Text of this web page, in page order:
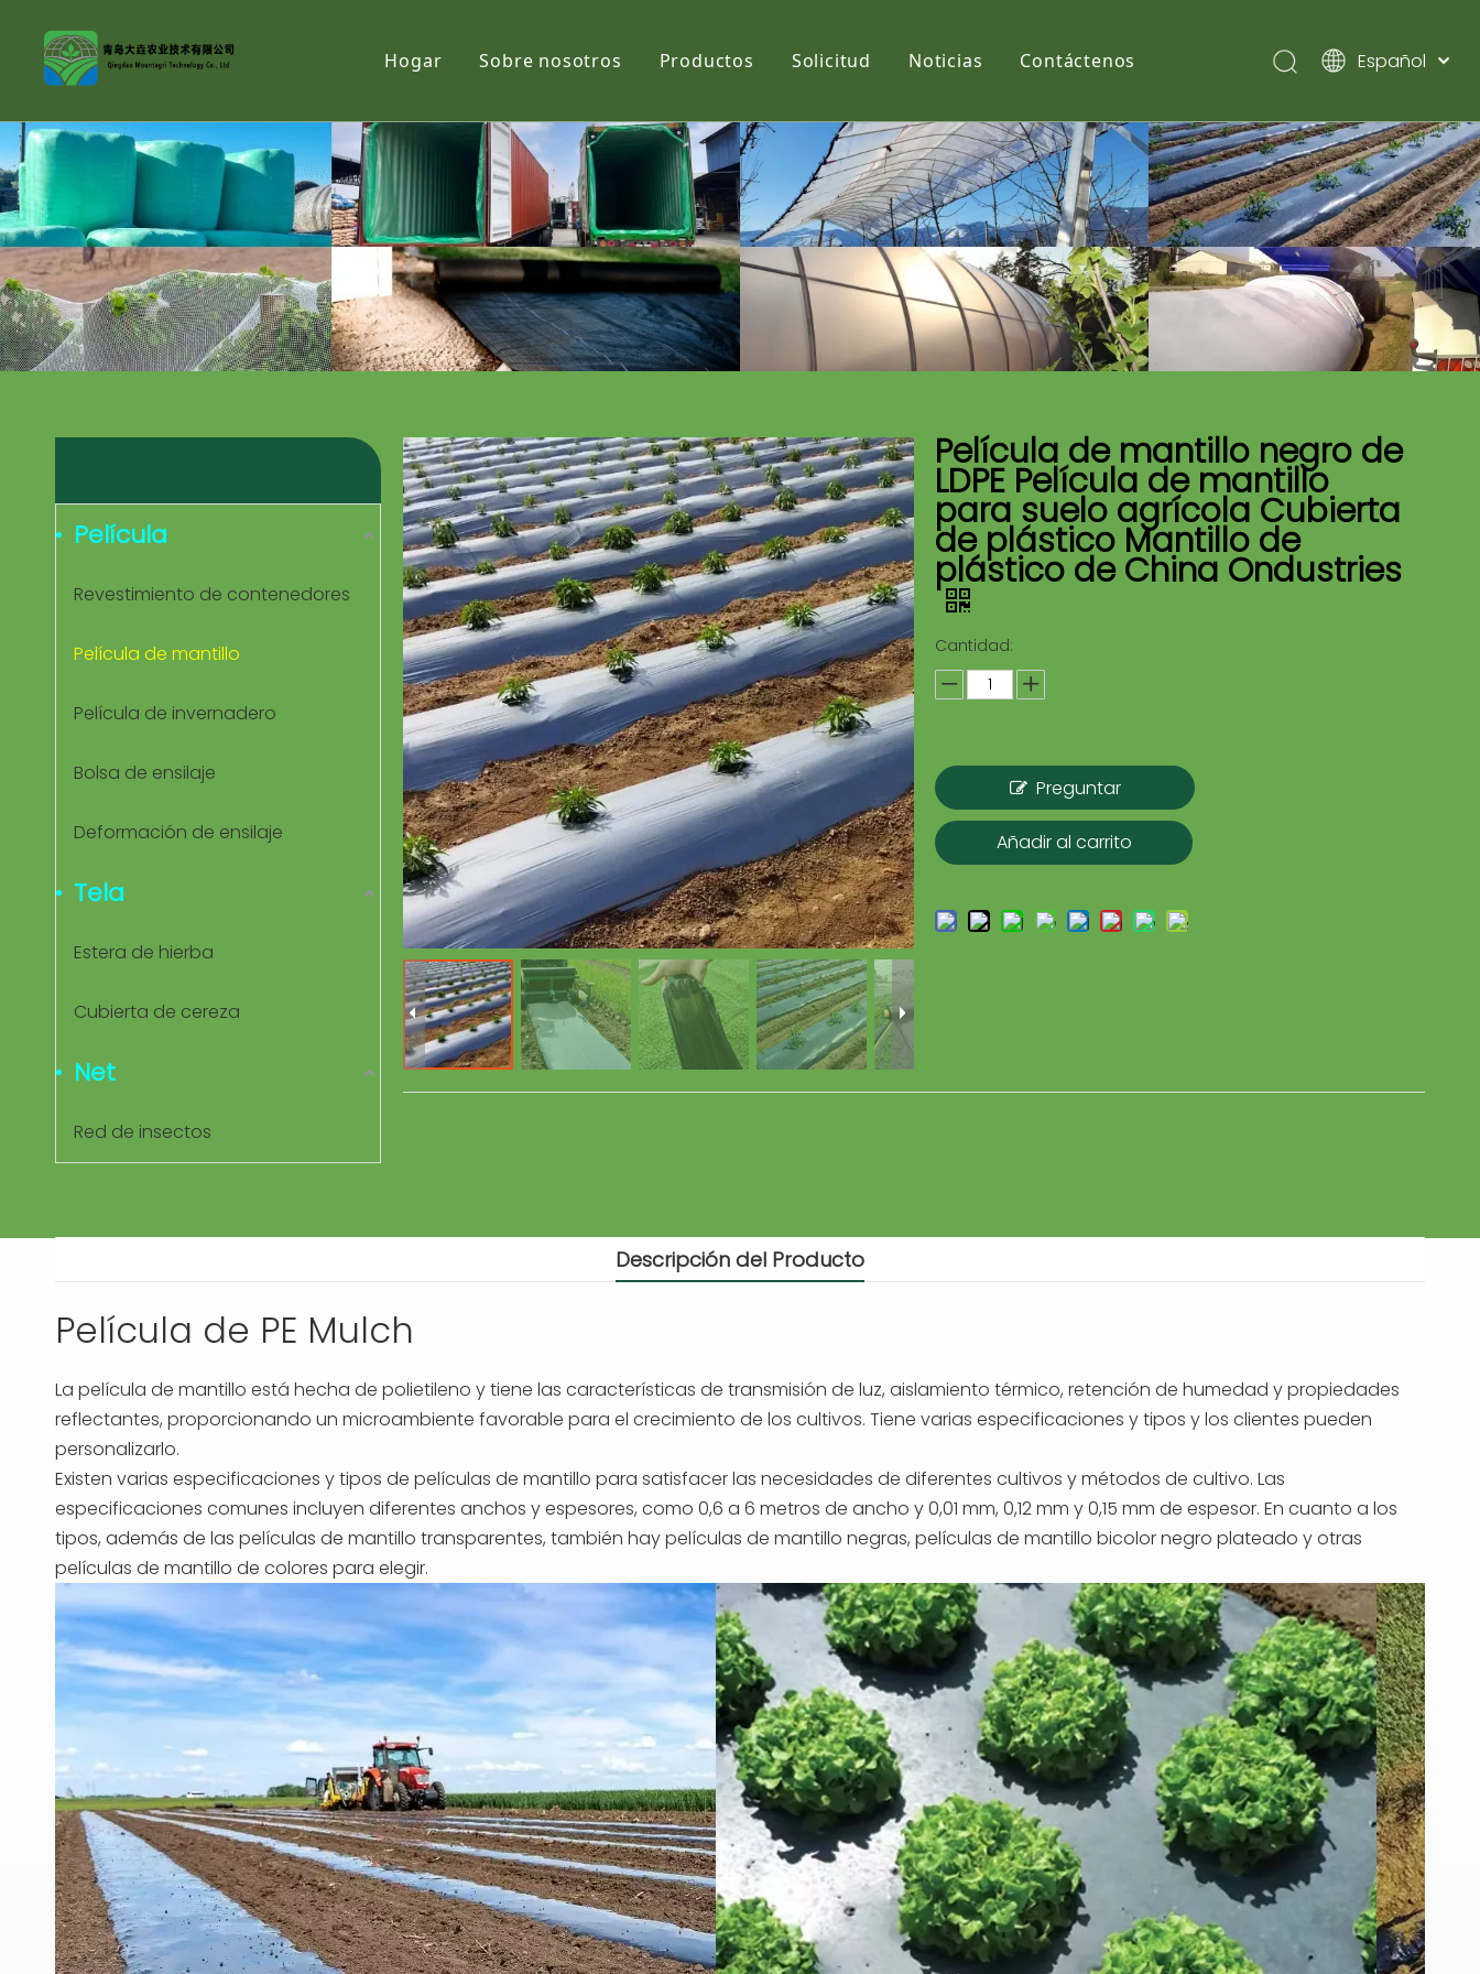
Hogar Sobre nosotros Productos
Tela
Net
Solicitud Noticias Contáctenos
Español
Pусский
Película
Revestimiento de contenedores
Película de mantillo
Película de invernadero
Bolsa de ensilaje
Deformación de ensilaje
Tela
Estera de hierba
Cubierta de cereza
Net
Red de insectos
Película de mantillo negro de
LDPE Película de mantillo
para suelo agrícola Cubierta
de plástico Mantillo de
plástico de China Ondustries
Cantidad:
Preguntar
Añadir al carrito
Descripción del Producto
Película de PE Mulch
La película de mantillo está hecha de polietileno y tiene las características de transmisión de luz, aislamiento térmico, retención de humedad y propiedades
reflectantes, proporcionando un microambiente favorable para el crecimiento de los cultivos. Tiene varias especificaciones y tipos y los clientes pueden
personalizarlo.
Existen varias especificaciones y tipos de películas de mantillo para satisfacer las necesidades de diferentes cultivos y métodos de cultivo. Las
especificaciones comunes incluyen diferentes anchos y espesores, como 0,6 a 6 metros de ancho y 0,01 mm, 0,12 mm y 0,15 mm de espesor. En cuanto a los
tipos, además de las películas de mantillo transparentes, también hay películas de mantillo negras, películas de mantillo bicolor negro plateado y otras
películas de mantillo de colores para elegir.